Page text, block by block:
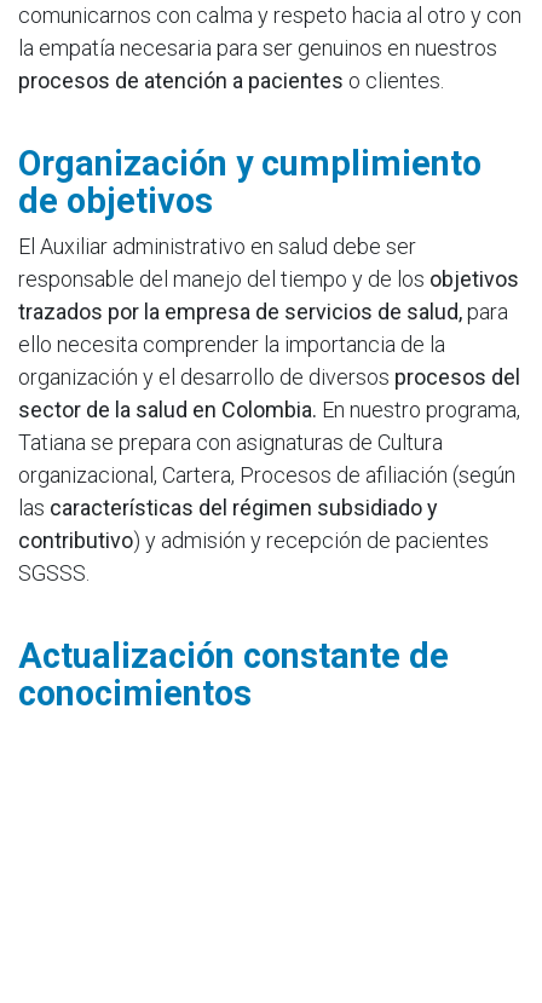
comunicarnos con calma y respeto hacia al otro y con
la empatía necesaria para ser genuinos en nuestros
procesos de atención a pacientes o clientes.
Organización y cumplimiento
de objetivos
El Auxiliar administrativo en salud debe ser
responsable del manejo del tiempo y de los objetivos
trazados por la empresa de servicios de salud,para
ello necesita comprender la importancia de la
organización y el desarrollo de diversos procesos del
sector de la salud en Colombia. En nuestro programa,
Tatiana se prepara con asignaturas de Cultura
organizacional, Cartera, Procesos de afiliación (según
las características del régimen subsidiado y
contributivo) y admisión y recepción de pacientes
SGSSS.
Actualización constante de
conocimientos